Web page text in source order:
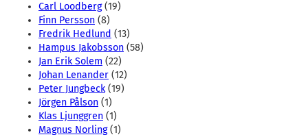
Carl Loodberg(19)
Finn Persson (8)
Fredrik Hedlund (13)
Hampus Jakobsson (58)
Jan Erik Solem (22)
Johan Lenander (12)
Peter Jungbeck(19)
Jörgen Pålson (1)
Klas Ljunggren (1)
Magnus Norling(1)